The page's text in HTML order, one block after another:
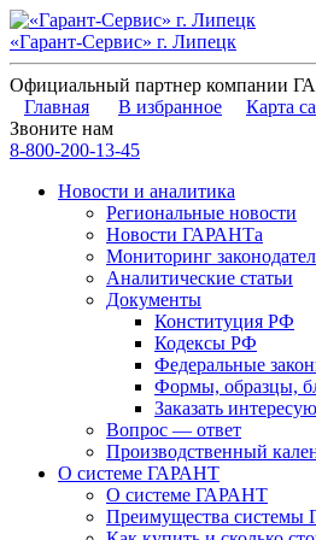
«Гарант-Сервис» г. Липецк
Официальный партнер компании
Главная
В избранное Карта
Звоните нам
8-800-200-13-45
Новости и аналитика
Региональные новости
Новости ГАРАНТа
Мониторинг
Аналитические статьи
Документы
Конституция РФ
Кодексы РФ
Федеральные
Формы, образцы,
Заказать
Вопрос — ответ
Производственный
О системе ГАРАНТ
О системе ГАРАНТ
Преимущества